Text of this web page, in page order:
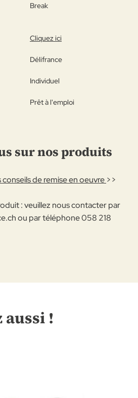
Break
Cliquez ici
Délifrance
Individuel
Prêt à l'emploi
sur nos produits
conseils de remise en oeuvre >>
: veuillez nous contacter par
ou par téléphone 058 218
aussi !